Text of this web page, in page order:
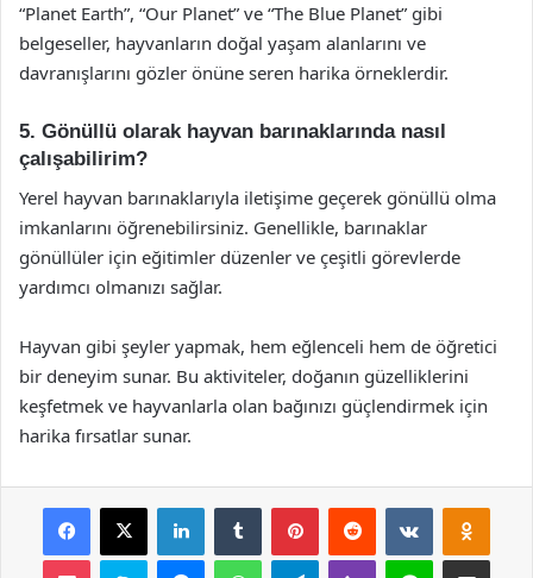
“Planet Earth”, “Our Planet” ve “The Blue Planet” gibi
belgeseller, hayvanların doğal yaşam alanlarını ve
davranışlarını gözler önüne seren harika örneklerdir.
5. Gönüllü olarak hayvan barınaklarında nasıl
çalışabilirim?
Yerel hayvan barınaklarıyla iletişime geçerek gönüllü olma
imkanlarını öğrenebilirsiniz. Genellikle, barınaklar
gönüllüler için eğitimler düzenler ve çeşitli görevlerde
yardımcı olmanızı sağlar.
Hayvan gibi şeyler yapmak, hem eğlenceli hem de öğretici
bir deneyim sunar. Bu aktiviteler, doğanın güzelliklerini
keşfetmek ve hayvanlarla olan bağınızı güçlendirmek için
harika fırsatlar sunar.
Facebook
X LinkedInTumblr PinterestReddit VKontakte
Pocket Skype MessengerWhatsAppTelegramViber Line E-Posta ile